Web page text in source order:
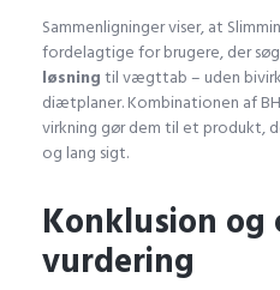
Sammenligninger viser, at
fordelagtige for brugere, der
løsningtil vægttab – uden
diætplaner. Kombinationen af
virkning gør dem til et produkt,
og lang sigt.
Konklusion og
vurdering